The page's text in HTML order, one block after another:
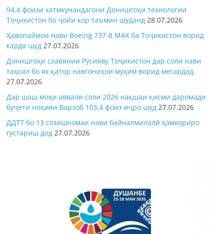
94,4 фоизи хатмкунандагони Донишгоҳи технологии
Тоҷикистон бо ҷойи кор таъмин шуданд 28.07.2026
Ҳавопаймои нави Boeing 737-8 MAX ба Тоҷикистон ворид
карда шуд 27.07.2026
Донишгоҳи славянии Русияву Тоҷикистон дар соли нави
таҳсил бо як қатор навгониҳои муҳим ворид мегардад
27.07.2026
Дар шаш моҳи аввали соли 2026 нақшаи қисми даромади
буҷети ноҳияи Варзоб 103,4 фоиз иҷро шуд 27.07.2026
ДДТТ бо 13 созишномаи нави байналмилалӣ ҳамкориро
густариш дод 27.07.2026